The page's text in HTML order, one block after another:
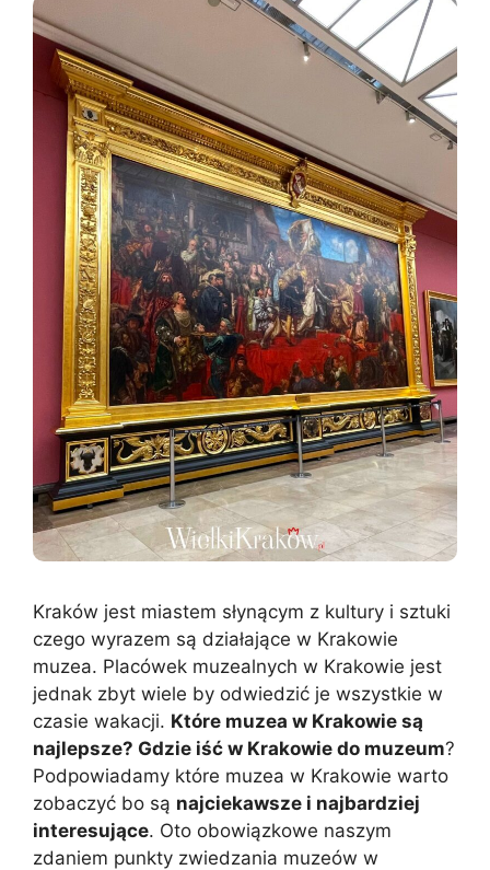
Kraków jest miastem słynącym z kultury i sztuki
czego wyrazem są działające w Krakowie
muzea. Placówek muzealnych w Krakowie jest
jednak zbyt wiele by odwiedzić je wszystkie w
czasie wakacji. Które muzea w Krakowie są
najlepsze? Gdzie iść w Krakowie do muzeum?
Podpowiadamy które muzea w Krakowie warto
zobaczyć bo są najciekawsze i najbardziej
interesujące. Oto obowiązkowe naszym
zdaniem punkty zwiedzania muzeów w